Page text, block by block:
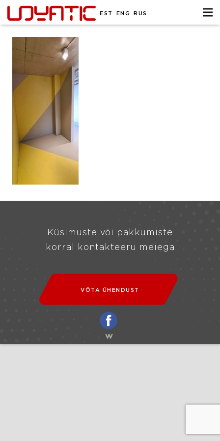
EST ENG RUS
Küsimuste või pakkumiste
korral kontakteeru meiega
VÕTA ÜHENDUST